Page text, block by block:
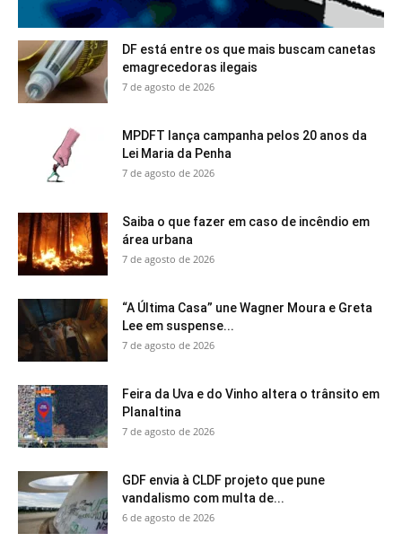
DF está entre os que mais buscam canetas
emagrecedoras ilegais
7 de agosto de 2026
MPDFT lança campanha pelos 20 anos da
Lei Maria da Penha
7 de agosto de 2026
Saiba o que fazer em caso de incêndio em
área urbana
7 de agosto de 2026
“A Última Casa” une Wagner Moura e Greta
Lee em suspense...
7 de agosto de 2026
Feira da Uva e do Vinho altera o trânsito em
Planaltina
7 de agosto de 2026
GDF envia à CLDF projeto que pune
vandalismo com multa de...
6 de agosto de 2026